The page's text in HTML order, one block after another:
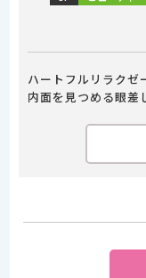
ハートフルリラクゼ
内面を見つめる眼差